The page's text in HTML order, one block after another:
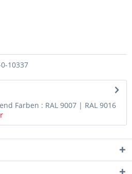
10337
Farben : RAL 9007 | RAL 9016